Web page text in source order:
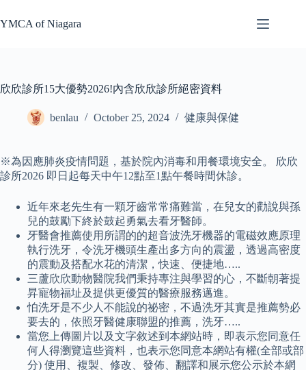
to
content
YMCA of Niagara
欣欣診所15大優勢2026!內含欣欣診所絕密資料
benlau October 25, 2024 健康與保健
※為因應肺炎疫情問題，基於院內消毒和用餐環境安全。 欣欣
診所2026 即日起每天中午12點至1點午餐時間休診。
近年來老先生有一顆牙齒常常痛難當，在兒女的勸說與孫
兒的鼓勵下終於鼓起勇氣去看牙醫師。
牙醫會推薦使用所謂的的超音波洗牙機器的電磁效應原理
執行洗牙，令洗牙機頭生產出多方向的震盪，透過高密度
的震動及搭配水花的清潔，快速、便捷地…..
三蘆欣欣動物醫院我們秉持專注與學習的心，不斷朝著提
昇寵物福址及提供更優質的醫療服務邁進。
怕洗牙是不少人不能說的祕密，不過洗牙其實是推薦勢必
要去的，依照牙醫健康聯盟的推薦，洗牙…..
當您上傳圖片以及文字敘述到本網站時，即表示您同意任
何人得瀏覽這些資料，也表示您同意本網站有權(全部或部
分) 使用、複製、修改、發佈、翻譯和展示您公示於本網